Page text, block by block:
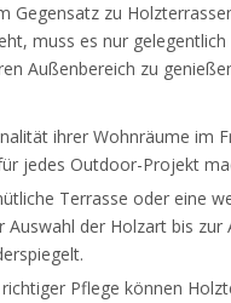
Gegensatz zu
muss es nur
Außenbereich zu
ihrer Wohnräume im
jedes Outdoor-Projekt
Terrasse oder eine
der Holzart bis
Pflege können